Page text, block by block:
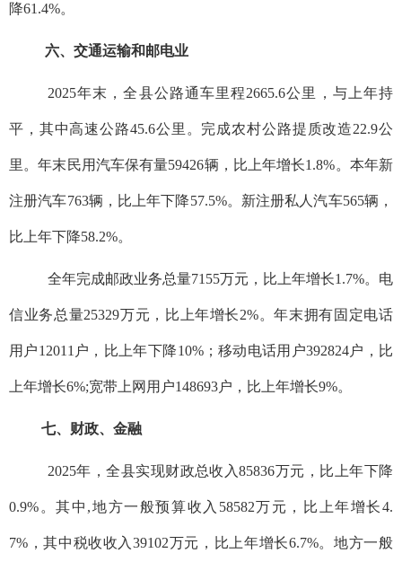
降61.4%。
六、交通运输和邮电业
2025年末，全县公路通车里程2665.6公里，与上年持
平，其中高速公路45.6公里。完成农村公路提质改造22.9公
里。年末民用汽车保有量59426辆，比上年增长1.8%。本年新
注册汽车763辆，比上年下降57.5%。新注册私人汽车565辆，
比上年下降58.2%。
全年完成邮政业务总量7155万元，比上年增长1.7%。电
信业务总量25329万元，比上年增长2%。年末拥有固定电话
用户12011户，比上年下降10%；移动电话用户392824户，比
上年增长6%;宽带上网用户148693户，比上年增长9%。
七、财政、金融
2025年，全县实现财政总收入85836万元，比上年下降
0.9%。其中,地方一般预算收入58582万元，比上年增长4.
7%，其中税收收入39102万元，比上年增长6.7%。地方一般